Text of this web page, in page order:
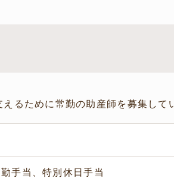
るために常勤の助産師を募集して
手当、特別休日手当